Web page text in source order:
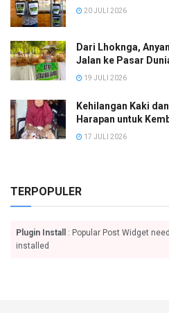
20 JULI 2026
Dari Lhoknga,
Jalan ke Pasar
19 JULI 2026
Kehilangan Kaki
Harapan untuk
17 JULI 2026
TERPOPULER
Plugin Install
: Popular Post Widget
installed